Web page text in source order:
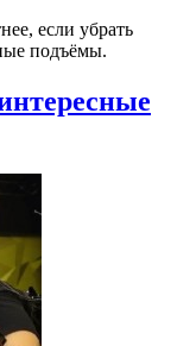
если убрать
подъёмы.